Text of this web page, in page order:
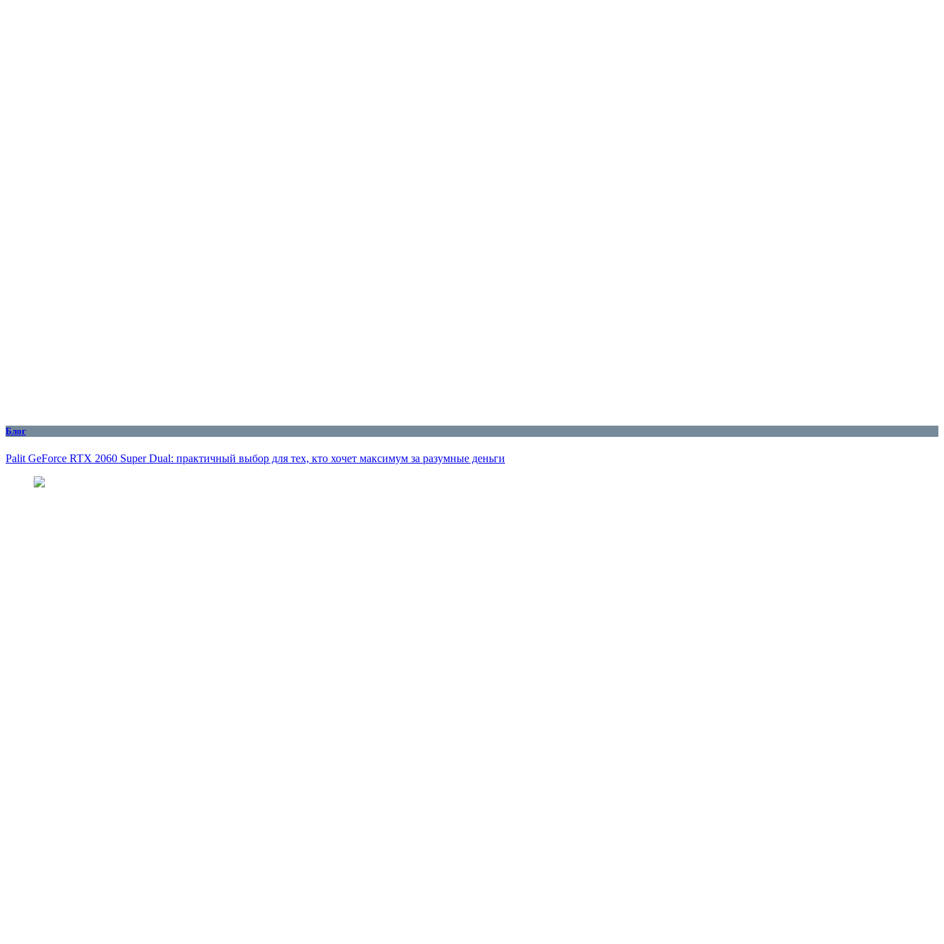
Блог
Palit GeForce RTX 2060 Super Dual: практичный выбор для тех, кто хочет максимум за разумные деньги